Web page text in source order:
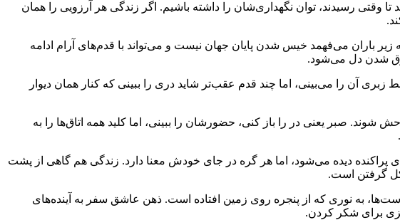
رسیدند، توان نگهداری‌شان را داشته باشیم. اگر زندگی هر آرزویی را همان
باران می‌فهمد خیس شدن پایان جهان نیست و می‌تواند با قدم‌های آرام ادامه
غرق شدن دل می‌شود.
آن را می‌بینی، اما چند قدم عقب‌تر شاید دری را ببینی که کنار همان دیوار
شوند. صبر یعنی در را باز کنی، حضورشان را ببینی، اما کلید همه اتاق‌ها را به
دیده می‌شود، اما هر گره در جای خودش معنا دارد. زندگی هم گاهی از پشت
گرفتن است.
به نوری که از پنجره روی زمین افتاده است. ذهن عاشق سفر به آینده‌های
برای شکر کردن.